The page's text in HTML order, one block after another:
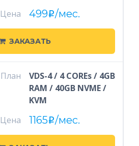
Цена
499i/мес.
ЗАКАЗАТЬ
План
VDS-4 / 4 COREs / 4GB
RAM / 40GB NVME /
KVM
Цена
1165i/мес.